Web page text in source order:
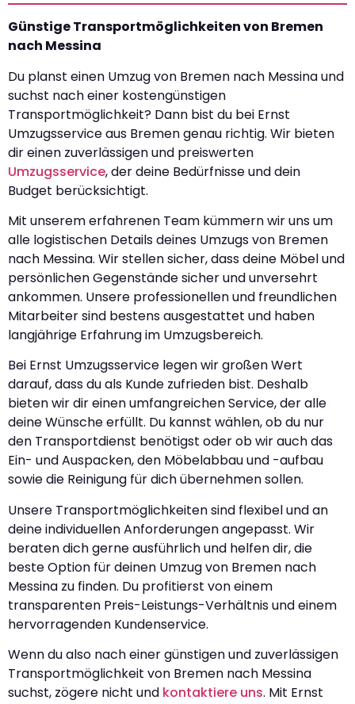
Günstige Transportmöglichkeiten von Bremen
nach Messina
Du planst einen Umzug von Bremen nach Messina und
suchst nach einer kostengünstigen
Transportmöglichkeit? Dann bist du bei Ernst
Umzugsservice aus Bremen genau richtig. Wir bieten
dir einen zuverlässigen und preiswerten
Umzugsservice, der deine Bedürfnisse und dein
Budget berücksichtigt.
Mit unserem erfahrenen Team kümmern wir uns um
alle logistischen Details deines Umzugs von Bremen
nach Messina. Wir stellen sicher, dass deine Möbel und
persönlichen Gegenstände sicher und unversehrt
ankommen. Unsere professionellen und freundlichen
Mitarbeiter sind bestens ausgestattet und haben
langjährige Erfahrung im Umzugsbereich.
Bei Ernst Umzugsservice legen wir großen Wert
darauf, dass du als Kunde zufrieden bist. Deshalb
bieten wir dir einen umfangreichen Service, der alle
deine Wünsche erfüllt. Du kannst wählen, ob du nur
den Transportdienst benötigst oder ob wir auch das
Ein- und Auspacken, den Möbelabbau und -aufbau
sowie die Reinigung für dich übernehmen sollen.
Unsere Transportmöglichkeiten sind flexibel und an
deine individuellen Anforderungen angepasst. Wir
beraten dich gerne ausführlich und helfen dir, die
beste Option für deinen Umzug von Bremen nach
Messina zu finden. Du profitierst von einem
transparenten Preis-Leistungs-Verhältnis und einem
hervorragenden Kundenservice.
Wenn du also nach einer günstigen und zuverlässigen
Transportmöglichkeit von Bremen nach Messina
suchst, zögere nicht und kontaktiere uns. Mit Ernst